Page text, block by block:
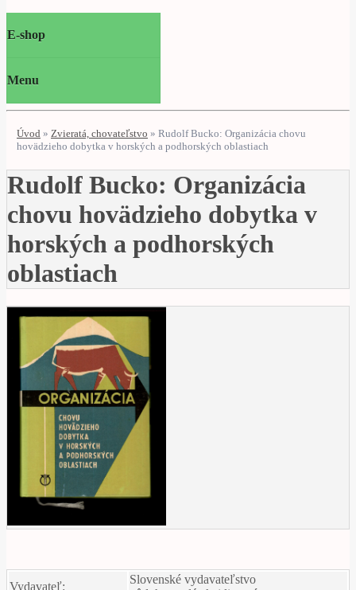
E-shop
Menu
Úvod » Zvieratá, chovateľstvo » Rudolf Bucko: Organizácia chovu
hovädzieho dobytka v horských a podhorských oblastiach
Rudolf Bucko: Organizácia
chovu hovädzieho dobytka v
horských a podhorských
oblastiach
Vydavateľ:
Slovenské vydavateľstvo